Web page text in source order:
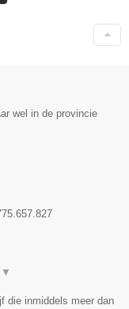
wel in de provincie
▼
die inmiddels meer dan